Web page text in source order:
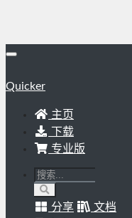
Quicker
主页
下载
专业版
分享
文档